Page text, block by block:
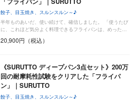
餃子、目玉焼き、スルンスルン～♪
半年ものあいだ、使い続けて、確信しました。 「使うたび
に、これほど気分よく料理できるフライパンは、めった…
20,900円（税込）
《SURUTTO ディープパン3点セット》200万
回の耐摩耗性試験をクリアした「フライパ
ン」｜SURUTTO
餃子、目玉焼き、スルンスルン～♪